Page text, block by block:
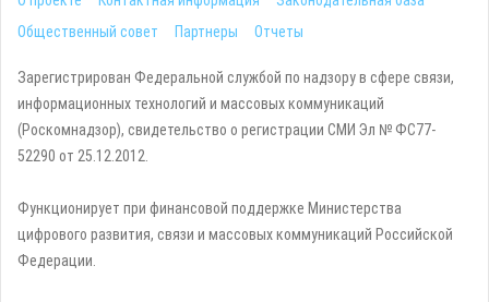
Общественный совет
Партнеры Отчеты
Зарегистрирован Федеральной службой по надзору в сфере связи,
информационных технологий и массовых коммуникаций
(Роскомнадзор), свидетельство о регистрации СМИ Эл № ФС77-
52290 от 25.12.2012.
Функционирует при финансовой поддержке Министерства
цифрового развития, связи и массовых коммуникаций Российской
Федерации.